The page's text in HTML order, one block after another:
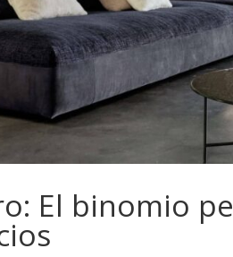
El binomio